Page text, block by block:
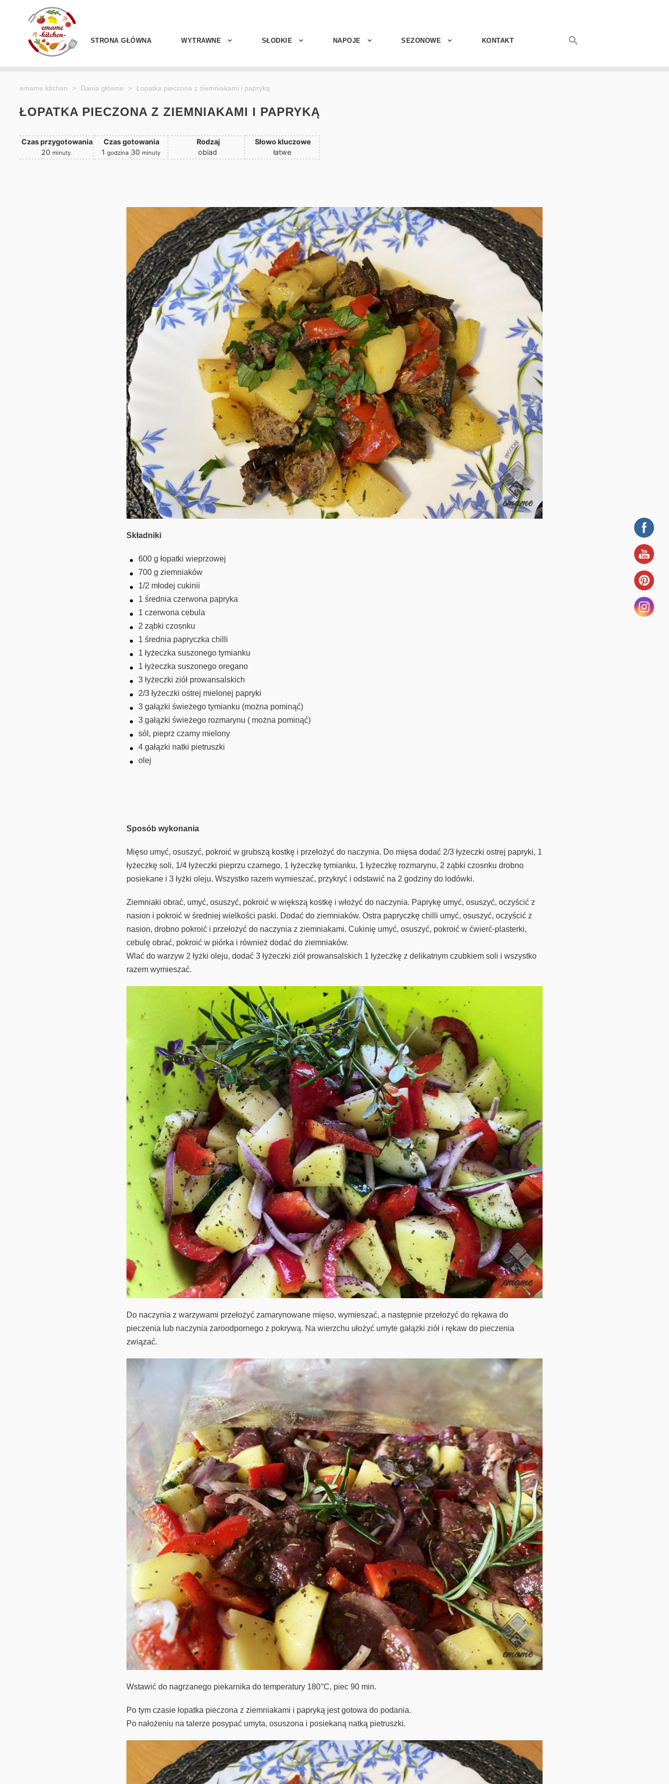
STRONA GŁÓWNA WYTRAWNE SŁODKIE NAPOJE SEZONOWE KONTAKT
emame kitchen > Dania główne > Łopatka pieczona z ziemniakami i papryką
ŁOPATKA PIECZONA Z ZIEMNIAKAMI I PAPRYKĄ
Czas przygotowania
20 m
minuty
Czas gotowania
1 ggodzina 30mminuty
Rodzaj
obiad
Słowo kluczowe
łatwe
Składniki
600 g łopatki wieprzowej
700 g ziemniaków
1/2 młodej cukinii
1 średnia czerwona papryka
1 czerwona cebula
2 ząbki czosnku
1 średnia papryczka chilli
1 łyżeczka suszonego tymianku
1 łyżeczka suszonego oregano
3 łyżeczki ziół prowansalskich
2/3 łyżeczki ostrej mielonej papryki
3 gałązki świeżego tymianku (można pominąć)
3 gałązki świeżego rozmarynu ( można pominąć)
sól, pieprz czarny mielony
4 gałązki natki pietruszki
olej
Sposób wykonania
Mięso umyć, osuszyć, pokroić w grubszą kostkę i przełożyć do naczynia. Do mięsa dodać 2/3 łyżeczki ostrej papryki, 1
łyżeczkę soli, 1/4 łyżeczki pieprzu czarnego, 1 łyżeczkę tymianku, 1 łyżeczkę rozmarynu, 2 ząbki czosnku drobno
posiekane i 3 łyżki oleju. Wszystko razem wymieszać, przykryć i odstawić na 2 godziny do lodówki.
Ziemniaki obrać, umyć, osuszyć, pokroić w większą kostkę i włożyć do naczynia. Paprykę umyć, osuszyć, oczyścić z
nasion i pokroić w średniej wielkości paski. Dodać do ziemniaków. Ostra papryczkę chilli umyć, osuszyć, oczyścić z
nasion, drobno pokroić i przełożyć do naczynia z ziemniakami. Cukinię umyć, osuszyć, pokroić w ćwierć-plasterki,
cebulę obrać, pokroić w piórka i również dodać do ziemniaków.
Wlać do warzyw 2 łyżki oleju, dodać 3 łyżeczki ziół prowansalskich 1 łyżeczkę z delikatnym czubkiem soli i wszystko
razem wymieszać.
Do naczynia z warzywami przełożyć zamarynowane mięso, wymieszać, a następnie przełożyć do rękawa do
pieczenia lub naczynia żaroodpornego z pokrywą. Na wierzchu ułożyć umyte gałązki ziół i rękaw do pieczenia
związać.
Wstawić do nagrzanego piekarnika do temperatury 180°C, piec 90 min.
Po tym czasie łopatka pieczona z ziemniakami i papryką jest gotowa do podania.
Po nałożeniu na talerze posypać umyta, osuszona i posiekaną natką pietruszki.